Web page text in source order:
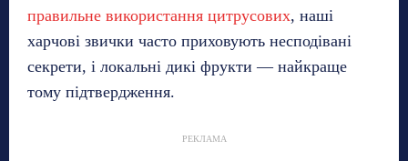
правильне використання цитрусових, наші
харчові звички часто приховують несподівані
секрети, і локальні дикі фрукти — найкраще
тому підтвердження.
РЕКЛАМА